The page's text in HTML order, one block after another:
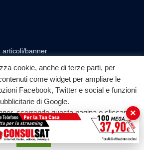
articoli/banner
f ◎ ▶
YouTube
- Tutti i diritti riservati
cookie, anche di terze parti, per
come widget per ampliare le
Facebook, Twitter e social e funzioni
di Google.
scorrendo questa pagina o cliccando
acconsenti all'uso dei cookie.
Accetta
×